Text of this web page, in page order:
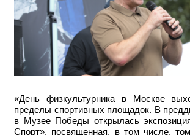
«День физкультурника в Москве
пределы спортивных площадок. В
в Музее Победы открылась
Спорт», посвященная, в том числе,